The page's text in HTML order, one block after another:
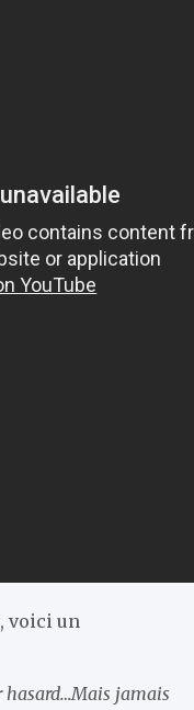
voici un
hasard…Mais jamais